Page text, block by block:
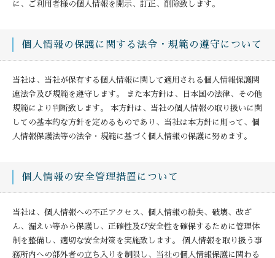
に、ご利用者様の個人情報を開示、訂正、削除致します。
個人情報の保護に関する法令・規範の遵守について
当社は、当社が保有する個人情報に関して適用される個人情報保護関
連法令及び規範を遵守します。 また本方針は、日本国の法律、その他
規範により判断致します。 本方針は、当社の個人情報の取り扱いに関
しての基本的な方針を定めるものであり、当社は本方針に則って、個
人情報保護法等の法令・規範に基づく個人情報の保護に努めます。
個人情報の安全管理措置について
当社は、個人情報への不正アクセス、個人情報の紛失、破壊、改ざ
ん、漏えい等から保護し、正確性及び安全性を確保するために管理体
制を整備し、適切な安全対策を実施致します。 個人情報を取り扱う事
務所内への部外者の立ち入りを制限し、当社の個人情報保護に関わる